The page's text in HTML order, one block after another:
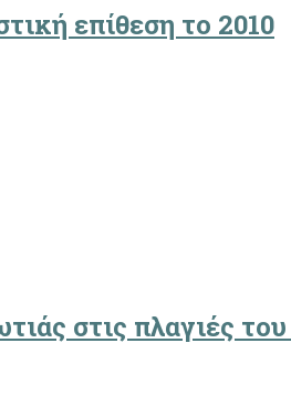
επίθεση το 2010
στις πλαγιές